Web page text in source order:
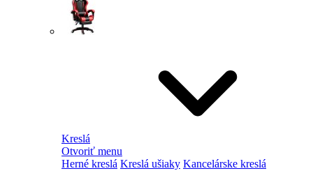
Kreslá
Otvoriť menu
Herné kreslá Kreslá ušiaky Kancelárske kreslá